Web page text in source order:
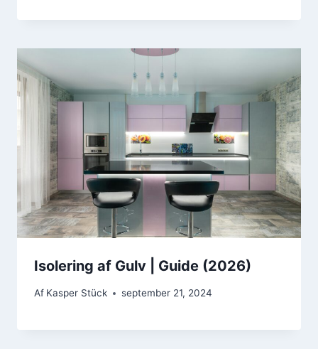
Isolering af Gulv | Guide (2026)
Af Kasper Stück september 21, 2024